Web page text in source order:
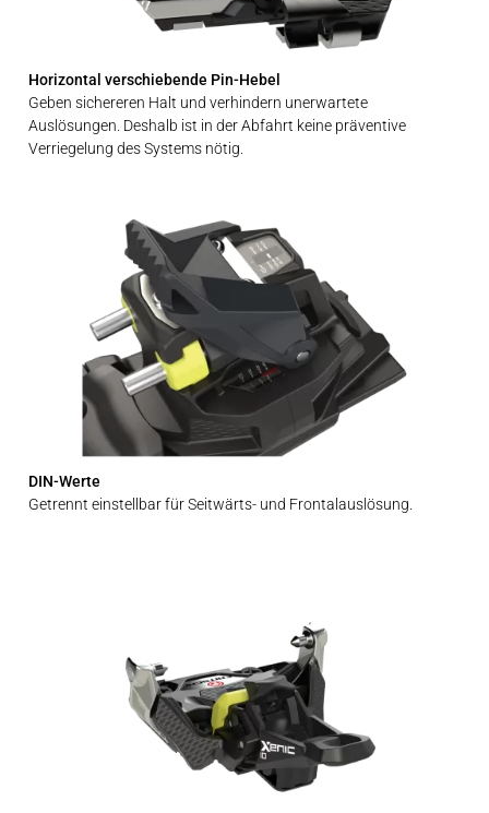
Horizontal verschiebende Pin-Hebel
Geben sichereren Halt und verhindern unerwartete
Auslösungen. Deshalb ist in der Abfahrt keine präventive
Verriegelung des Systems nötig.
DIN-Werte
Getrennt einstellbar für Seitwärts- und Frontalauslösung.